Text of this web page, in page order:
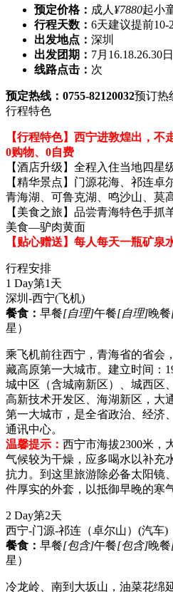
预定价格： 成人 ¥7880起小
行程天数： 6天建议提前10-
出发地点： 深圳
出发团期： 7月16.18.26.30
线路点击： 次
预定热线：0755-82120032预订热
行程特色
【行程特色】西宁进敦煌出，不
0购物、0自费
【酒店升级】全程入住当地四星
【精华景点】门源花海、祁连卓
青海湖、可鲁克湖、鸣沙山、莫
【美食之旅】品尝青海特色手
美食—驴肉黄面
【贴心赠送】每人每天一瓶矿泉
行程安排
1 Day第1天
深圳-西宁(飞机)
餐食： 早餐[自理]午餐[自理]晚餐
星）
乘飞机前往西宁，青海省的省会
藏高原第一大城市。建立时间：
城中区（含城南新区）、城西区
高新技术开发区、海湖新区，大
第一大城市，是全省政治、经济
通讯中心。
温馨提示： 西宁市海拔2300米，
气候较为干燥，应多喝水以补充
抗力。到这里旅游除必备太阳镜
件厚实的外套，以抵御早晚的寒气
2 Day第2天
西宁-门源-祁连（卓尔山） (汽车)
餐食： 早餐[包含]午餐[包含]晚餐
星）
冷龙岭、南到大坂山，油菜花绵